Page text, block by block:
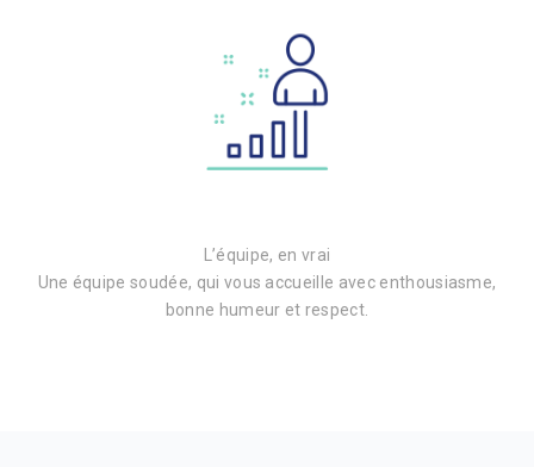
L’équipe, en vrai
Une équipe soudée, qui vous accueille avec enthousiasme,
bonne humeur et respect.